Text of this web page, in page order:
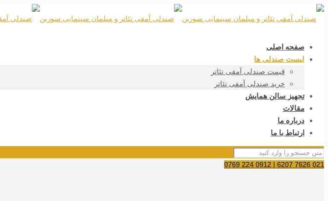
صفحه اصلی
لیست صندلی ها
قیمت صندلی آمفی تئاتر
خرید صندلی آمفی تئاتر
تجهیز سالن همایش
مقالات
درباره ما
ارتباط با ما
021 7626 6207 | 0912 224 0769